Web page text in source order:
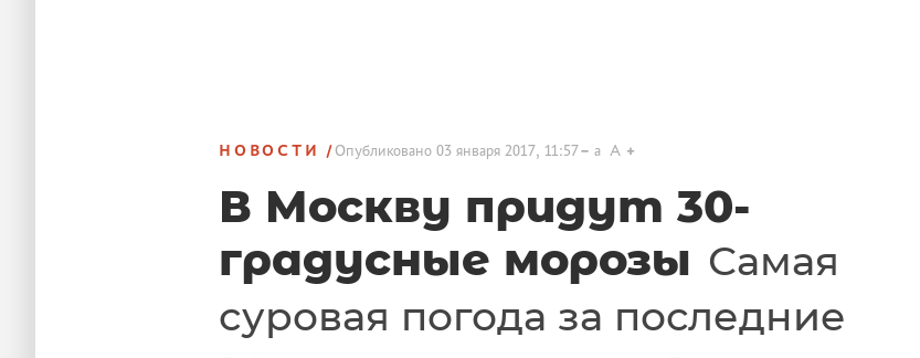
НОВОСТИ Опубликовано03 января 2017, 11:57 a A
В Москву придут 30-
градусные морозы Самая
суровая погода за последние